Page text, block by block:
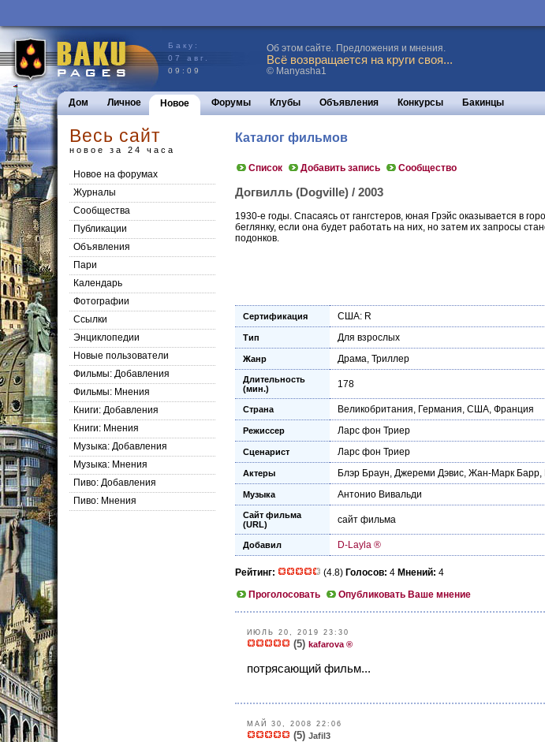
Баку:
07 авг.
09:09
Об этом сайте. Предложения и мнения.
Всё возвращается на круги своя...
© Manyasha1
Дом Личное Новое Форумы Клубы Объявления Конкурсы Бакинцы
Весь сайт
новое за 24 часа
Новое на форумах
Журналы
Сообщества
Публикации
Объявления
Пари
Календарь
Фотографии
Ссылки
Энциклопедии
Новые пользователи
Фильмы: Добавления
Фильмы: Мнения
Книги: Добавления
Книги: Мнения
Музыка: Добавления
Музыка: Мнения
Пиво: Добавления
Пиво: Мнения
Каталог фильмов
Список Добавить запись Сообщество
Догвилль (Dogville) / 2003
1930-е годы. Спасаясь от гангстеров, юная Грэйс оказывается в
беглянку, если она будет работать на них, но затем их запросы
подонков.
Сертификация США: R
Тип Для взрослых
Жанр Драма, Триллер
Длительность
(мин.)
178
Страна Великобритания, Германия, США, Франция
Режиссер Ларс фон Триер
Сценарист Ларс фон Триер
Актеры Блэр Браун, Джереми Дэвис, Жан-Марк Барр,
Музыка Антонио Вивальди
Сайт фильма
(URL)
сайт фильма
Добавил D-Layla ®
Рейтинг: (4.8) Голосов: 4 Мнений: 4
Проголосовать
Опубликовать Ваше мнение
ИЮЛЬ 20, 2019 23:30
(5) kafarova ®
потрясающий фильм...
МАЙ 30, 2008 22:06
(5) Jafil3